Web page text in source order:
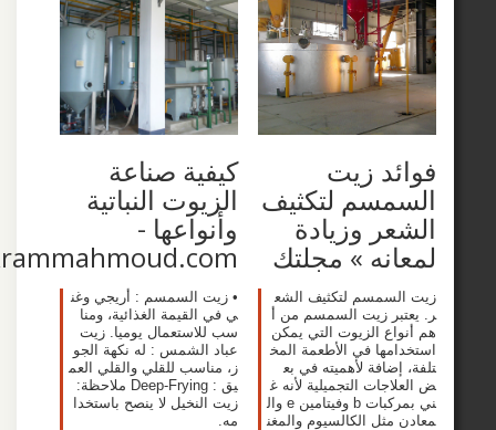
زيت
لتكثيف
وزيادة
» مجلتك
لتكثيف الشع
زيت السمسم من أ
الزيوت التي يمكن
في الأطعمة المخ
لأهميته في بع
التجميلية لأنه غ
ني بمركبات b وفيتامين e وال
الكالسيوم والمغن
كيفية صناعة
الزيوت النباتية
وأنواعها -
www.akrammahmoud.com
• زيت السمسم : أريجي وغن
ي في القيمة الغذائية، ومنا
سب للاستعمال يوميا. زيت
عباد الشمس : له نكهة الجو
ز، مناسب للقلي والقلي العم
يق : Deep-Frying ملاحظة:
زيت النخيل لا ينصح باستخدا
مه.